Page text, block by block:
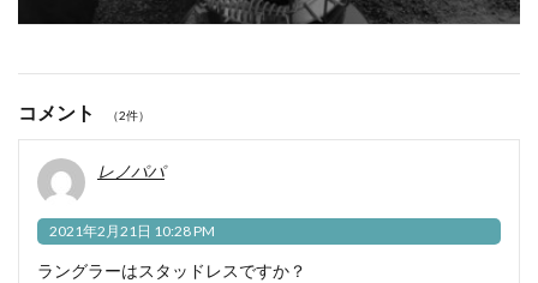
コメント （2件）
レノパパ
2021年2月21日 10:28 PM
ラングラーはスタッドレスですか？